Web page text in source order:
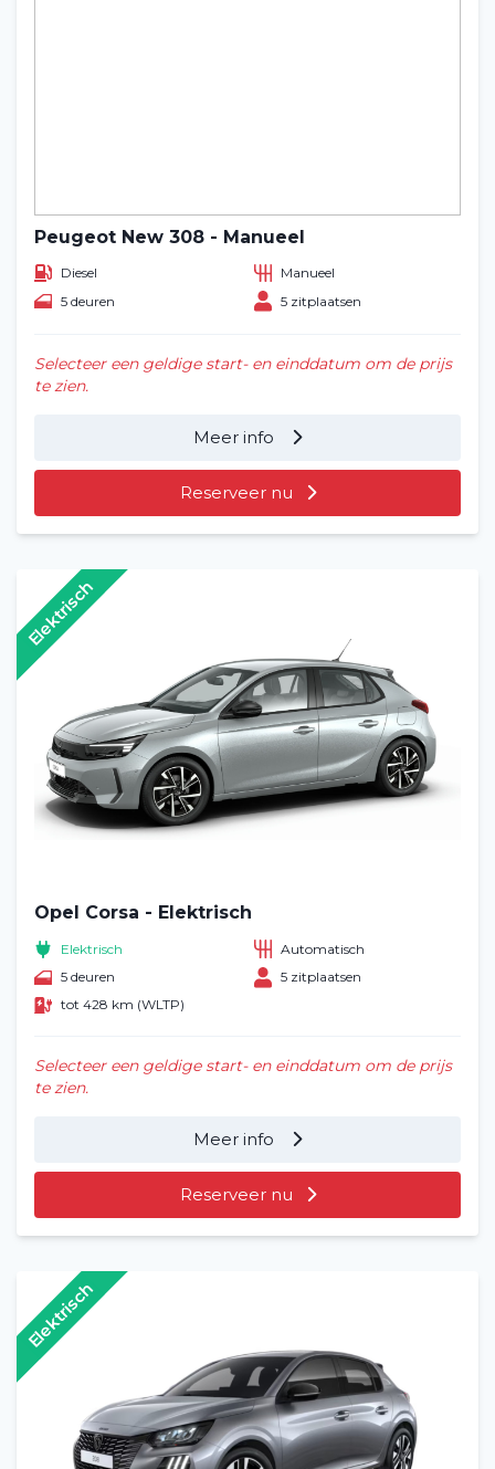
Lange termijn
Over ons
Peugeot New 308 - Manueel
Diesel
Manueel
5 deuren
5 zitplaatsen
Selecteer een geldige start- en einddatum om de prijs
te zien.
Meer info
Reserveer nu
Opel Corsa - Elektrisch
Elektrisch
Automatisch
5 deuren
5 zitplaatsen
tot 428 km (WLTP)
Selecteer een geldige start- en einddatum om de prijs
te zien.
Meer info
Reserveer nu
Elektrisch
Elektrisch